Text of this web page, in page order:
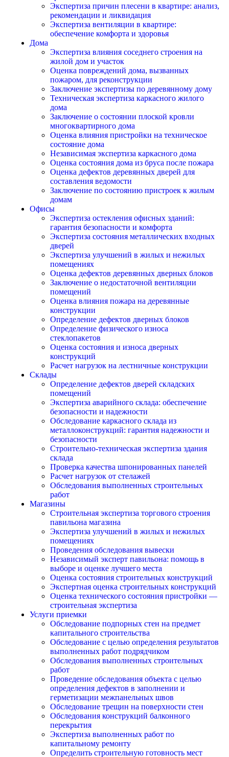
Экспертиза причин плесени в квартире: анализ,
рекомендации и ликвидация
Экспертиза вентиляции в квартире:
обеспечение комфорта и здоровья
Дома
Экспертиза влияния соседнего строения на
жилой дом и участок
Оценка повреждений дома, вызванных
пожаром, для реконструкции
Заключение экспертизы по деревянному дому
Техническая экспертиза каркасного жилого
дома
Заключение о состоянии плоской кровли
многоквартирного дома
Оценка влияния пристройки на техническое
состояние дома
Независимая экспертиза каркасного дома
Оценка состояния дома из бруса после пожара
Оценка дефектов деревянных дверей для
составления ведомости
Заключение по состоянию пристроек к жилым
домам
Офисы
Экспертиза остекления офисных зданий:
гарантия безопасности и комфорта
Экспертиза состояния металлических входных
дверей
Экспертиза улучшений в жилых и нежилых
помещениях
Оценка дефектов деревянных дверных блоков
Заключение о недостаточной вентиляции
помещений
Оценка влияния пожара на деревянные
конструкции
Определение дефектов дверных блоков
Определение физического износа
стеклопакетов
Оценка состояния и износа дверных
конструкций
Расчет нагрузок на лестничные конструкции
Склады
Определение дефектов дверей складских
помещений
Экспертиза аварийного склада: обеспечение
безопасности и надежности
Обследование каркасного склада из
металлоконструкций: гарантия надежности и
безопасности
Строительно-техническая экспертиза здания
склада
Проверка качества шпонированных панелей
Расчет нагрузок от стелажей
Обследования выполненных строительных
работ
Магазины
Строительная экспертиза торгового строения
павильона магазина
Экспертиза улучшений в жилых и нежилых
помещениях
Проведения обследования вывески
Независимый эксперт павильона: помощь в
выборе и оценке лучшего места
Оценка состояния строительных конструкций
Экспертная оценка строительных конструкций
Оценка технического состояния пристройки —
строительная экспертиза
Услуги приемки
Обследование подпорных стен на предмет
капитального строительства
Обследование с целью определения результатов
выполненных работ подрядчиком
Обследования выполненных строительных
работ
Проведение обследования объекта с целью
определения дефектов в заполнении и
герметизации межпанельных швов
Обследование трещин на поверхности стен
Обследования конструкций балконного
перекрытия
Экспертиза выполненных работ по
капитальному ремонту
Определить строительную готовность мест